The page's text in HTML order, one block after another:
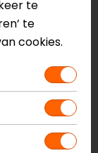
op voorraad
op voorraad
te
te
cookies.